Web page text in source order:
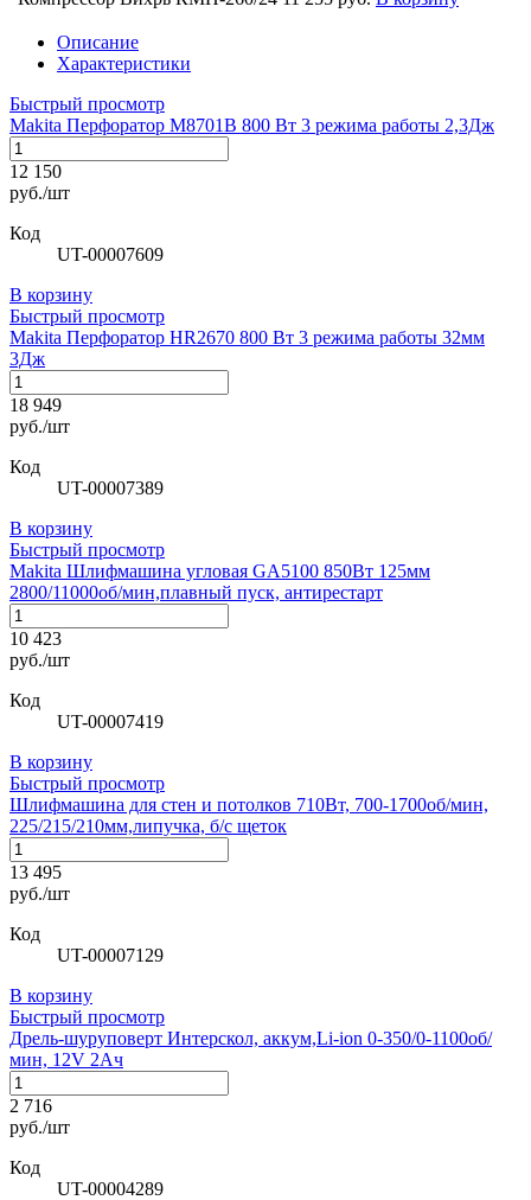
Описание
Характеристики
Быстрый просмотр
Makita Перфоратор М8701В 800 Вт 3 режима работы 2,3Дж
12 150
руб./шт
Код
UT-00007609
В корзину
Быстрый просмотр
Makita Перфоратор HR2670 800 Вт 3 режима работы 32мм
3Дж
18 949
руб./шт
Код
UT-00007389
В корзину
Быстрый просмотр
Makita Шлифмашина угловая GA5100 850Вт 125мм
2800/11000об/мин,плавный пуск, антирестарт
10 423
руб./шт
Код
UT-00007419
В корзину
Быстрый просмотр
Шлифмашина для стен и потолков 710Вт, 700-1700об/мин,
225/215/210мм,липучка, б/с щеток
13 495
руб./шт
Код
UT-00007129
В корзину
Быстрый просмотр
Дрель-шуруповерт Интерскол, аккум,Li-ion 0-350/0-1100об/
мин, 12V 2Ач
2 716
руб./шт
Код
UT-00004289